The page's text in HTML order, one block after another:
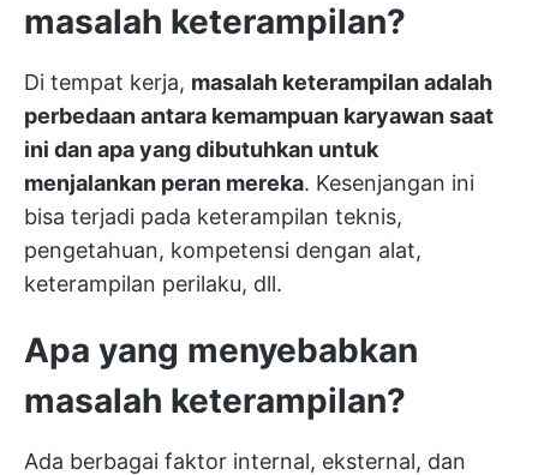
masalah keterampilan?
Di tempat kerja, masalah keterampilan adalah
perbedaan antara kemampuan karyawan saat
ini dan apa yang dibutuhkan untuk
menjalankan peran mereka. Kesenjangan ini
bisa terjadi pada keterampilan teknis,
pengetahuan, kompetensi dengan alat,
keterampilan perilaku, dll.
Apa yang menyebabkan
masalah keterampilan?
Ada berbagai faktor internal, eksternal, dan